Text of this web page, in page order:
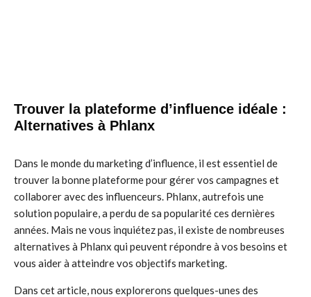
Trouver la plateforme d’influence idéale :
Alternatives à Phlanx
Dans le monde du marketing d’influence, il est essentiel de
trouver la bonne plateforme pour gérer vos campagnes et
collaborer avec des influenceurs. Phlanx, autrefois une
solution populaire, a perdu de sa popularité ces dernières
années. Mais ne vous inquiétez pas, il existe de nombreuses
alternatives à Phlanx qui peuvent répondre à vos besoins et
vous aider à atteindre vos objectifs marketing.
Dans cet article, nous explorerons quelques-unes des